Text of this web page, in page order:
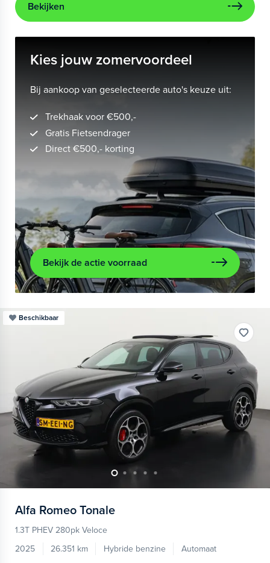
Bekijken
Kies jouw zomervoordeel
Bij aankoop van geselecteerde auto's keuze uit:
Trekhaak voor €500,-
Gratis Fietsendrager
Direct €500,- korting
Bekijk de actie voorraad
Beschikbaar
Alfa Romeo Tonale
1.3T PHEV 280pk Veloce
2025
26.351 km Hybride benzine
Automaat